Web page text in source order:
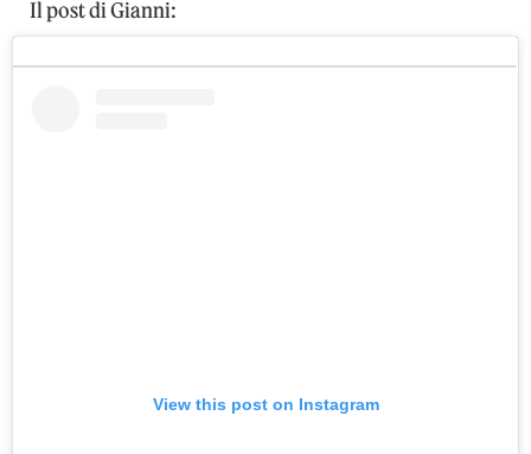
Il post di Gianni:
View this post on Instagram